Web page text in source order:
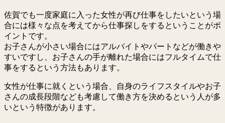
佐賀でも一度家庭に入った女性が再び仕事をしたいという場
合には様々な点を考えてから仕事探しをするということがポ
イントです。
お子さんが小さい場合にはアルバイトやパートなどが働きや
すいですし、お子さんの手が離れた場合にはフルタイムで仕
事をするという方法もあります。
女性が仕事に就くという場合、自身のライフスタイルやお子
さんの成長段階なども考慮して働き方を決めるという人が多
いという特徴があります。